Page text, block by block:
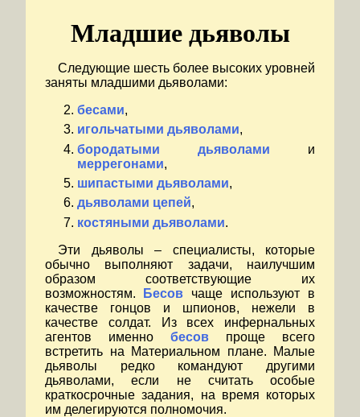
Младшие дьяволы
Следующие шесть более высоких уровней
заняты младшими дьяволами:
бесами,
игольчатыми дьяволами,
бородатыми дьяволами и
меррегонами,
шипастыми дьяволами,
дьяволами цепей,
костяными дьяволами.
Эти дьяволы – специалисты, которые
обычно выполняют задачи, наилучшим
образом соответствующие их
возможностям.
Бесов чаще используют в
качестве гонцов и шпионов, нежели в
качестве солдат. Из всех инфернальных
агентов именно бесов проще всего
встретить на Материальном плане. Малые
дьяволы редко командуют другими
дьяволами, если не считать особые
краткосрочные задания, на время которых
им делегируются полномочия.